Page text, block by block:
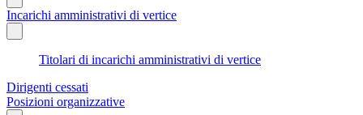
Incarichi amministrativi di vertice
Titolari di incarichi amministrativi di vertice
Dirigenti cessati
Posizioni organizzative